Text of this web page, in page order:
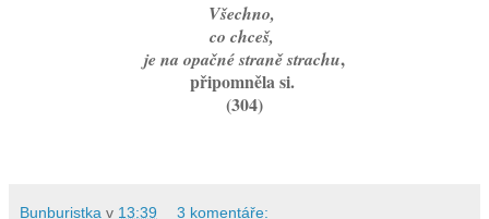
Všechno,
co chceš,
je na opačné straně strachu,
připomněla si.
(304)
Bunburistka v 13:39 3 komentáře: